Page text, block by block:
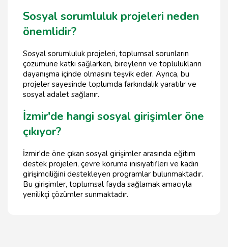
Sosyal sorumluluk projeleri neden
önemlidir?
Sosyal sorumluluk projeleri, toplumsal sorunların
çözümüne katkı sağlarken, bireylerin ve toplulukların
dayanışma içinde olmasını teşvik eder. Ayrıca, bu
projeler sayesinde toplumda farkındalık yaratılır ve
sosyal adalet sağlanır.
İzmir'de hangi sosyal girişimler öne
çıkıyor?
İzmir'de öne çıkan sosyal girişimler arasında eğitim
destek projeleri, çevre koruma inisiyatifleri ve kadın
girişimciliğini destekleyen programlar bulunmaktadır.
Bu girişimler, toplumsal fayda sağlamak amacıyla
yenilikçi çözümler sunmaktadır.